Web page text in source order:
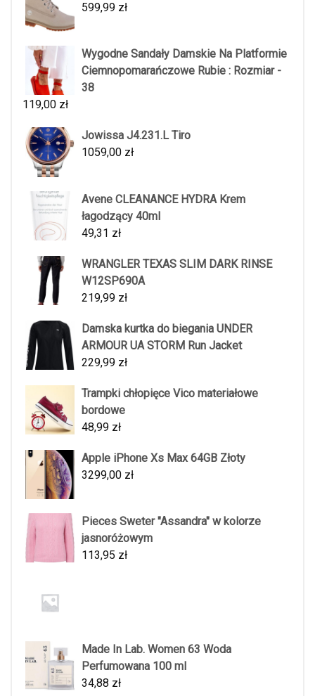
599,99 zł
Wygodne Sandały Damskie Na Platformie
Ciemnopomarańczowe Rubie : Rozmiar -
38
119,00 zł
Jowissa J4.231.L Tiro
1059,00 zł
Avene CLEANANCE HYDRA Krem
łagodzący 40ml
49,31 zł
WRANGLER TEXAS SLIM DARK RINSE
W12SP690A
219,99 zł
Damska kurtka do biegania UNDER
ARMOUR UA STORM Run Jacket
229,99 zł
Trampki chłopięce Vico materiałowe
bordowe
48,99 zł
Apple iPhone Xs Max 64GB Złoty
3299,00 zł
Pieces Sweter "Assandra" w kolorze
jasnoróżowym
113,95 zł
Made In Lab. Women 63 Woda
Perfumowana 100 ml
34,88 zł